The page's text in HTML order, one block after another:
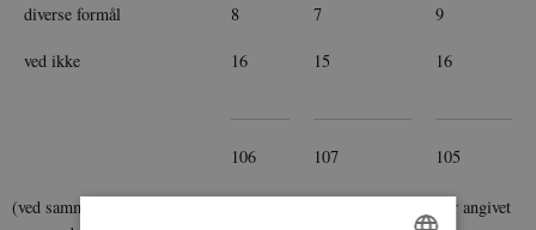
diverse formål 8 7 9
ved ikke 16 15 16
106 107 105
(ved sammentællingen bliver procenterne over 100, da enkelte har angivet